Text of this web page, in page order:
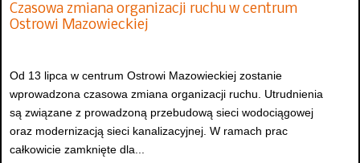
Czasowa zmiana organizacji ruchu w centrum
Ostrowi Mazowieckiej
Od 13 lipca w centrum Ostrowi Mazowieckiej zostanie
wprowadzona czasowa zmiana organizacji ruchu. Utrudnienia
są związane z prowadzoną przebudową sieci wodociągowej
oraz modernizacją sieci kanalizacyjnej. W ramach prac
całkowicie zamknięte dla...